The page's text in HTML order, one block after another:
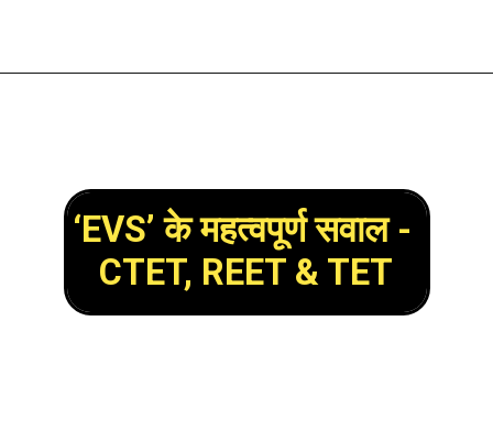
‘EVS’ के महत्वपूर्ण सवाल -
CTET, REET & TET